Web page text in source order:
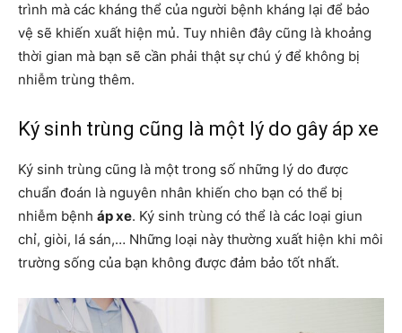
trình mà các kháng thể của người bệnh kháng lại để bảo
vệ sẽ khiến xuất hiện mủ. Tuy nhiên đây cũng là khoảng
thời gian mà bạn sẽ cần phải thật sự chú ý để không bị
nhiễm trùng thêm.
Ký sinh trùng cũng là một lý do gây áp xe
Ký sinh trùng cũng là một trong số những lý do được
chuẩn đoán là nguyên nhân khiến cho bạn có thể bị
nhiễm bệnh áp xe. Ký sinh trùng có thể là các loại giun
chỉ, giòi, lá sán,… Những loại này thường xuất hiện khi môi
trường sống của bạn không được đảm bảo tốt nhất.